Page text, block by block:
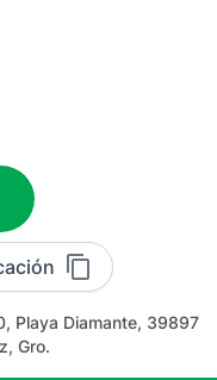
Playa Diamante, 39897
Gro.